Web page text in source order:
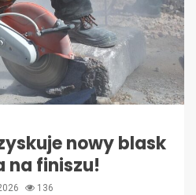
nowy blask
na finiszu!
136